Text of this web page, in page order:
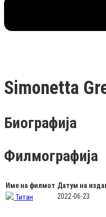
Simonetta
Биографија
Филмографија
Име на филмот Датум на
Титан
2022-06-23